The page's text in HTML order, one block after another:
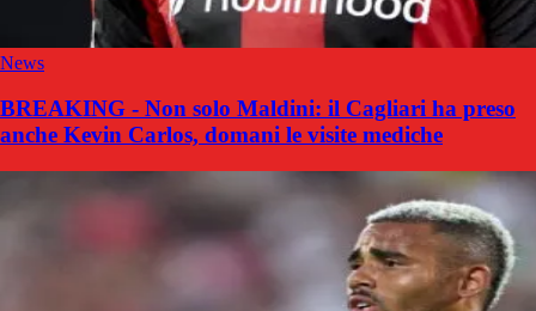
News
BREAKING - Non solo Maldini: il Cagliari ha preso
anche Kevin Carlos, domani le visite mediche